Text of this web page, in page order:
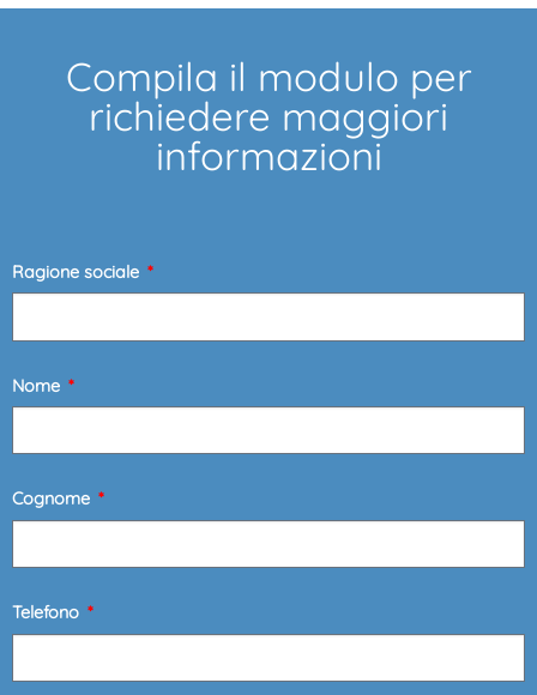
Compila il modulo per
richiedere maggiori
informazioni
Ragione sociale
Nome
Cognome
Telefono